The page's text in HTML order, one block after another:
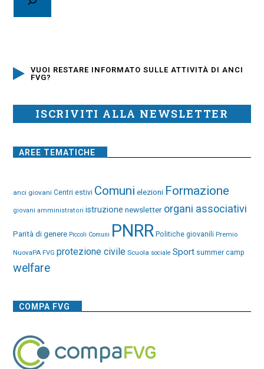
VUOI RESTARE INFORMATO SULLE ATTIVITÀ DI ANCI
FVG?
ISCRIVITI ALLA NEWSLETTER
AREE TEMATICHE
anci giovani Centri estivi Comuni elezioni Formazione
giovani amministratori istruzione newsletter organi associativi
Parità di genere Piccoli Comuni PNRR Politiche giovanili Premio
NuovaPA FVG protezione civile Scuola sociale Sport summer camp
welfare
COMPA FVG